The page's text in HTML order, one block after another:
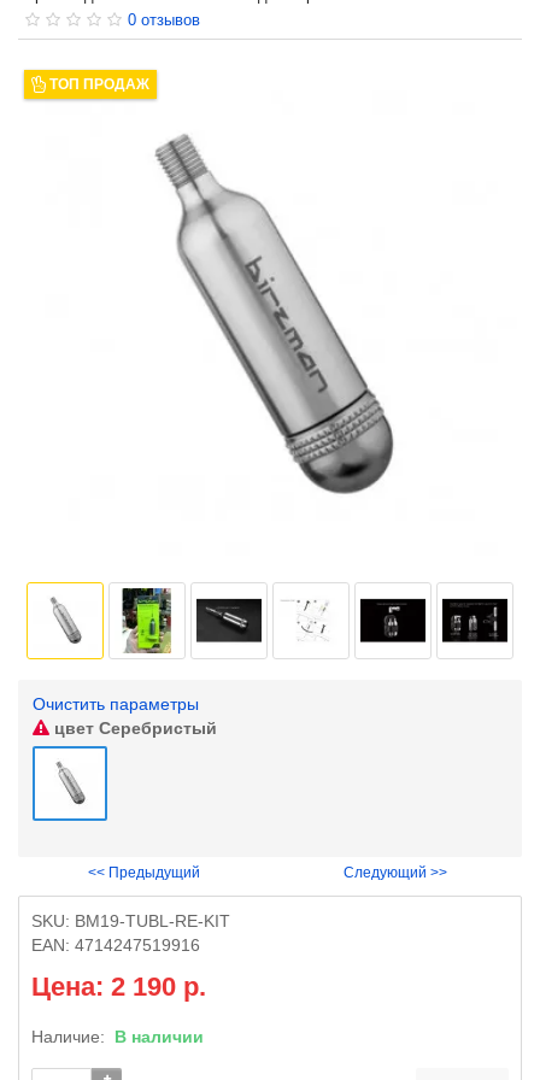
0 отзывов
ТОП ПРОДАЖ
Очистить параметры
цвет Серебристый
<< Предыдущий Следующий >>
SKU: BM19-TUBL-RE-KIT
EAN: 4714247519916
Цена: 2 190 р.
Наличие: В наличии